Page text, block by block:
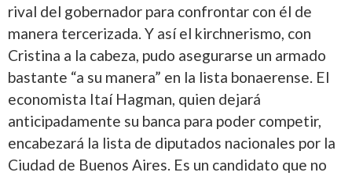
rival del gobernador para confrontar con él de
manera tercerizada. Y así el kirchnerismo, con
Cristina a la cabeza, pudo asegurarse un armado
bastante “a su manera” en la lista bonaerense. El
economista Itaí Hagman, quien dejará
anticipadamente su banca para poder competir,
encabezará la lista de diputados nacionales por la
Ciudad de Buenos Aires. Es un candidato que no